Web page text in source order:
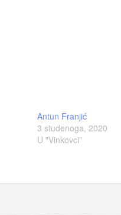
Antun Franjić
3 studenoga, 2020
U "Vinkovci"